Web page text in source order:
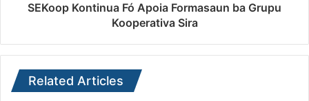
SEKoop Kontinua Fó Apoia Formasaun ba Grupu
Kooperativa Sira
Related Articles